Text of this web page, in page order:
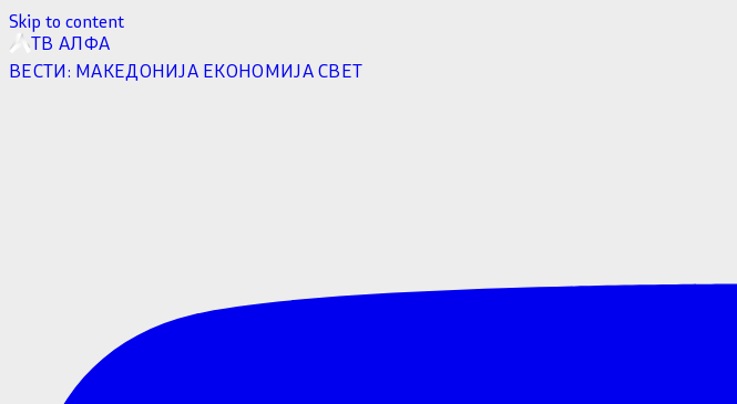
Skip to content
ТВ АЛФА
ВЕСТИ: МАКЕДОНИЈА ЕКОНОМИЈАСВЕТ